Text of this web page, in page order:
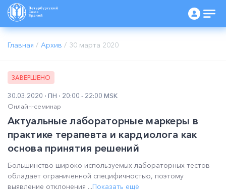
Главная / Архив / 30 марта 2020
ЗАВЕРШЕНО
30.03.2020 ПН
20:00 - 22:00 MSK
Онлайн-семинар
Актуальные лабораторные маркеры в
практике терапевта и кардиолога как
основа принятия решений
Большинство широко используемых лабораторных тестов
обладает ограниченной специфичностью, поэтому
выявление отклонения ...Показать ещё